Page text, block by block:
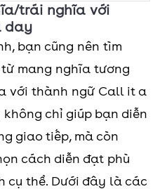
Dừng mọi hành
động, có thể áp
dụng cho mọi thứ
như dừng đi lại,
ngừng nói chuyện
hoặc dừng vận
hành máy móc.
trái nghĩa với
day
bạn cũng nên tìm
mang nghĩa tương
với thành ngữ Call it a
chỉ giúp bạn diễn
giao tiếp, mà còn
cách diễn đạt phù
cụ thể. Dưới đây là các